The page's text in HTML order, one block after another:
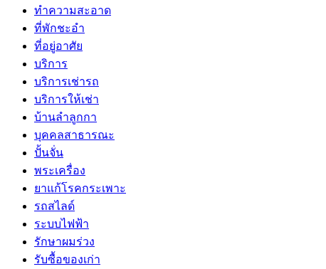
ทำความสะอาด
ที่พักชะอำ
ที่อยู่อาศัย
บริการ
บริการเช่ารถ
บริการให้เช่า
บ้านลำลูกกา
บุคคลสาธารณะ
ปั้นจั่น
พระเครื่อง
ยาแก้โรคกระเพาะ
รถสไลด์
ระบบไฟฟ้า
รักษาผมร่วง
รับซื้อของเก่า